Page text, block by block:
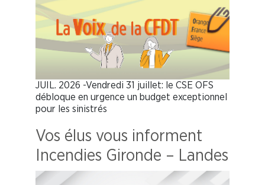
JUIL. 2026 -Vendredi 31 juillet: le CSE OFS
débloque en urgence un budget exceptionnel
pour les sinistrés
Vos élus vous informent
Incendies Gironde – Landes